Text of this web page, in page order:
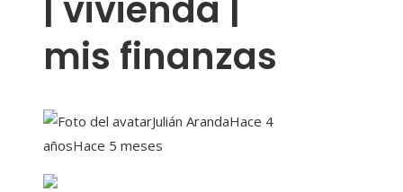
mis finanzas
Julián ArandaHace 4
añosHace 5 meses